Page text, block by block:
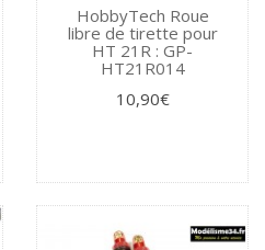
HobbyTech Roue
libre de tirette pour
HT 21R : GP-
HT21R014
10,90€